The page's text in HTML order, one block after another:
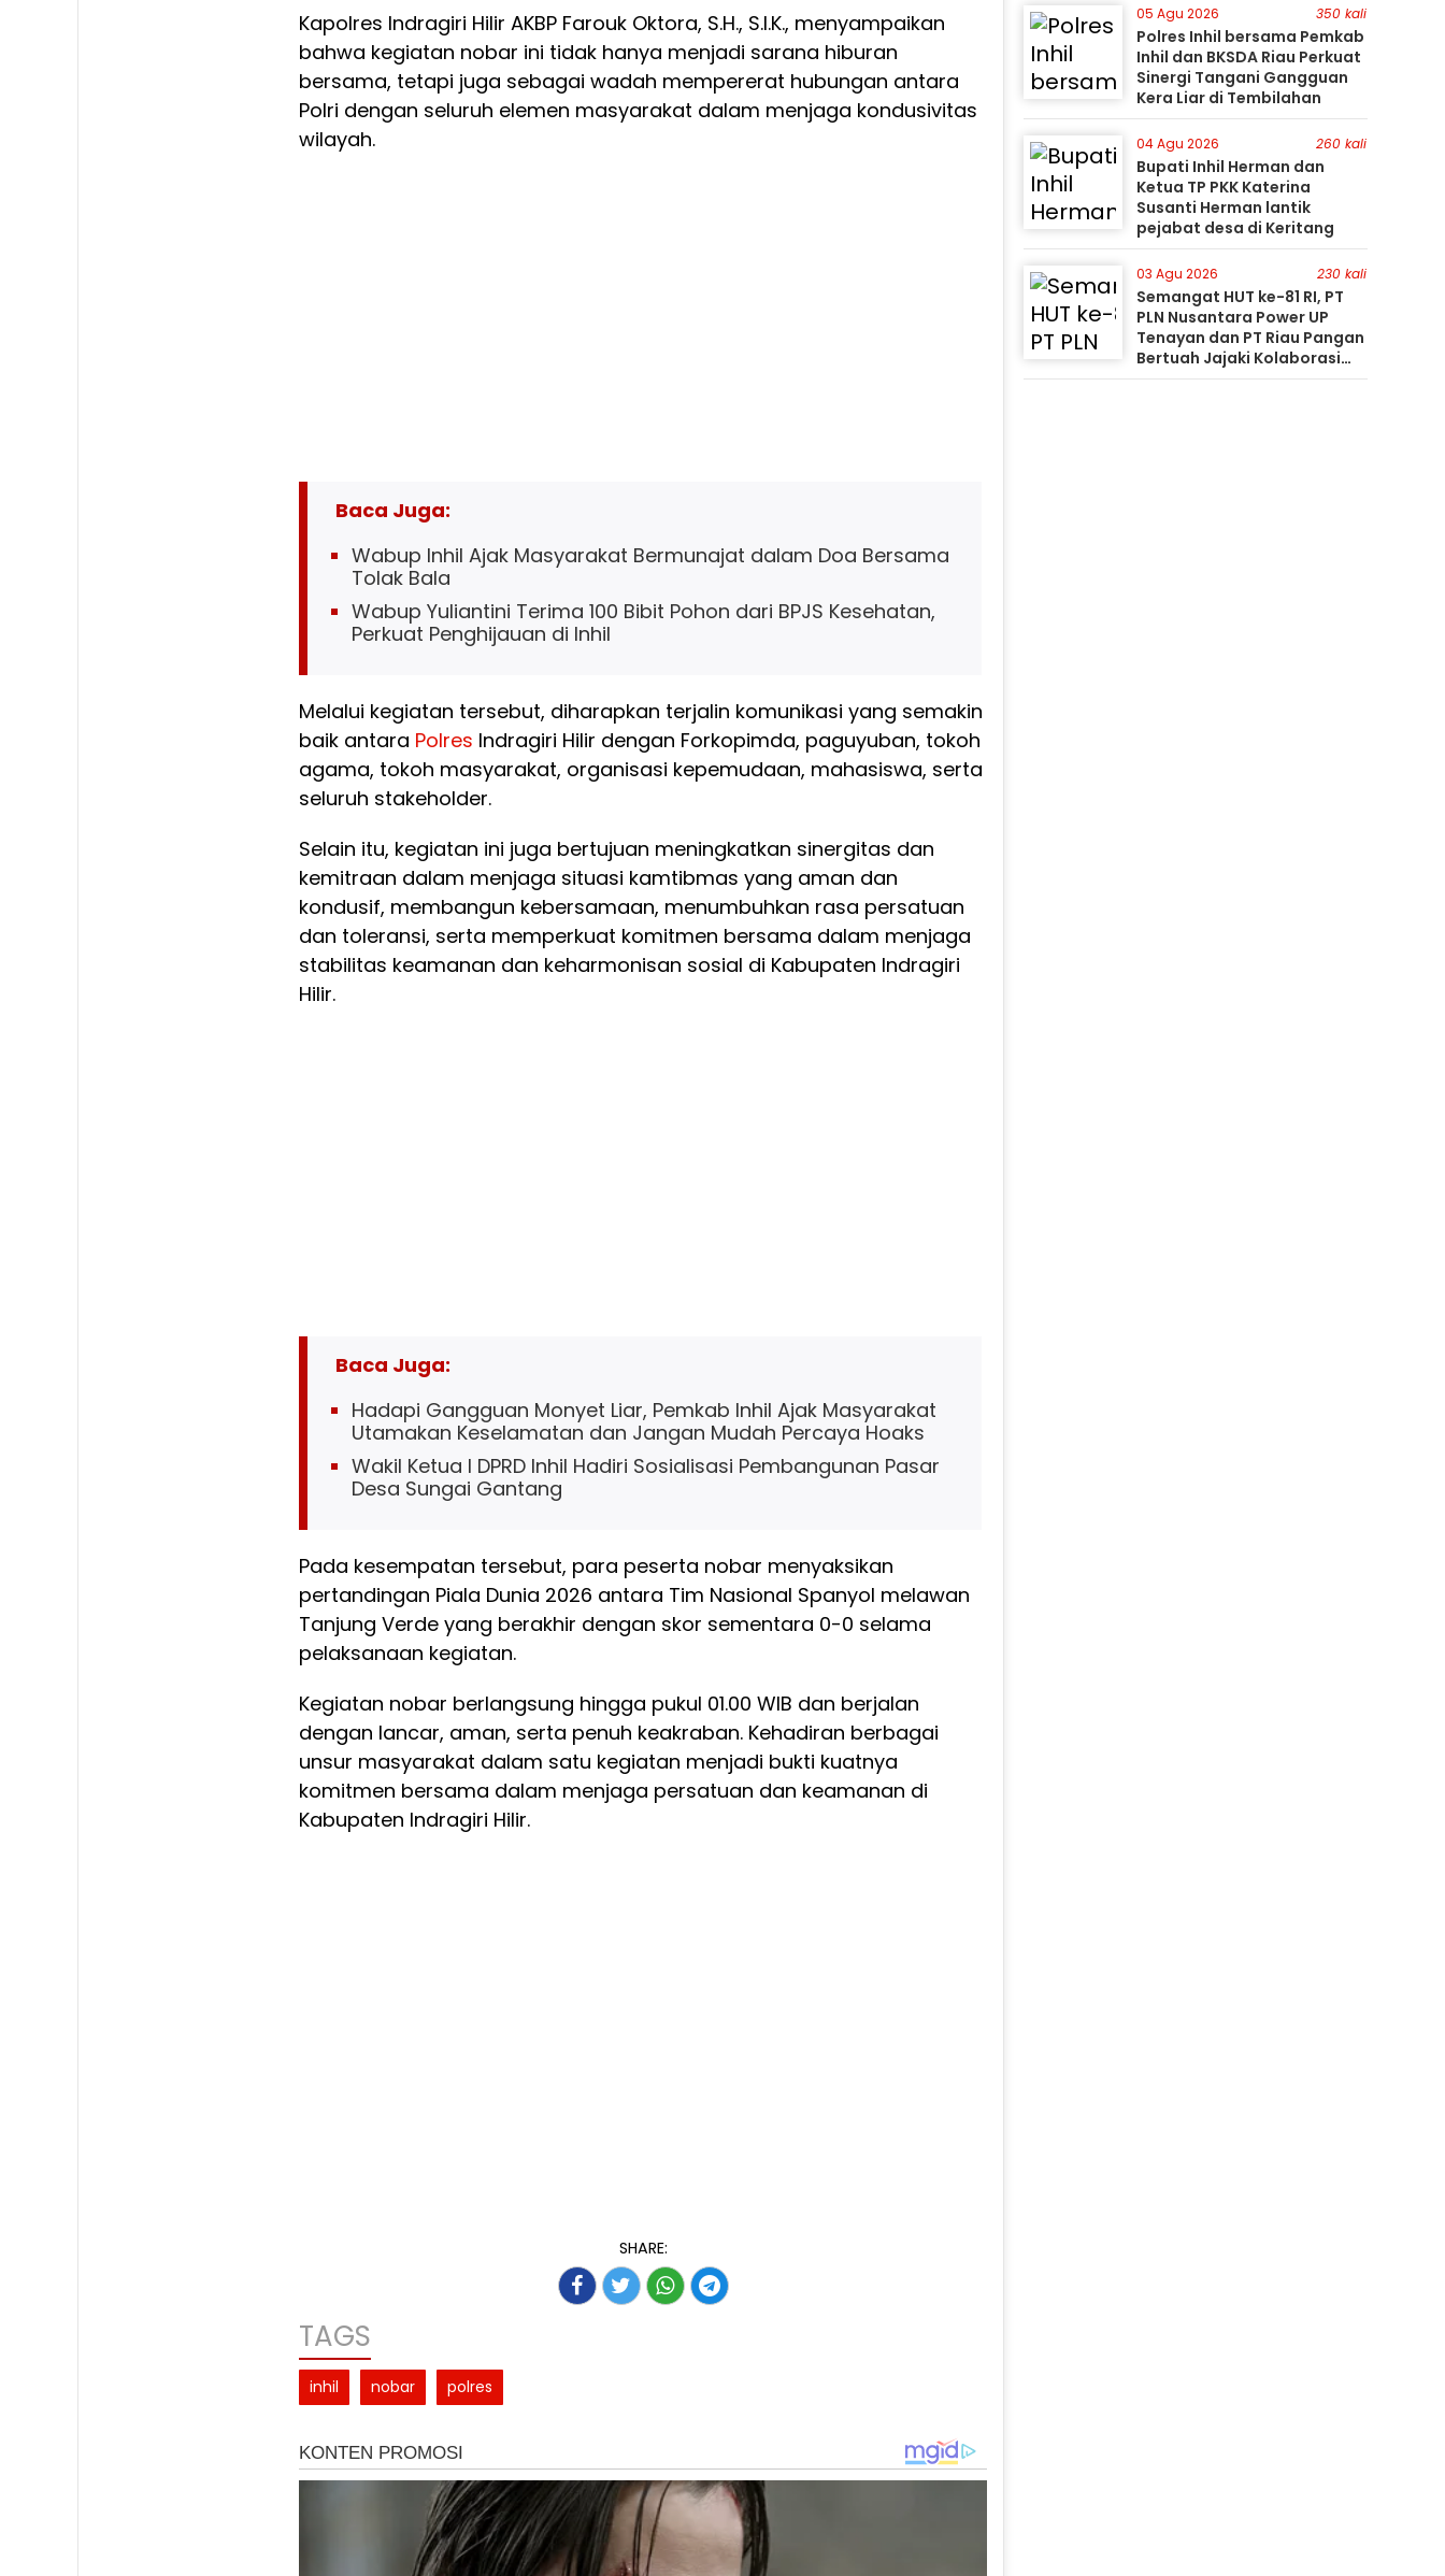
Kapolres Indragiri Hilir AKBP Farouk Oktora, S.H., S.I.K., menyampaikan
bahwa kegiatan nobar ini tidak hanya menjadi sarana hiburan
bersama, tetapi juga sebagai wadah mempererat hubungan antara
Polri dengan seluruh elemen masyarakat dalam menjaga kondusivitas
wilayah.
Baca Juga:
Wabup Inhil Ajak Masyarakat Bermunajat dalam Doa Bersama
Tolak Bala
Wabup Yuliantini Terima 100 Bibit Pohon dari BPJS Kesehatan,
Perkuat Penghijauan di Inhil
Melalui kegiatan tersebut, diharapkan terjalin komunikasi yang semakin
baik antara Polres Indragiri Hilir dengan Forkopimda, paguyuban, tokoh
agama, tokoh masyarakat, organisasi kepemudaan, mahasiswa, serta
seluruh stakeholder.
Selain itu, kegiatan ini juga bertujuan meningkatkan sinergitas dan
kemitraan dalam menjaga situasi kamtibmas yang aman dan
kondusif, membangun kebersamaan, menumbuhkan rasa persatuan
dan toleransi, serta memperkuat komitmen bersama dalam menjaga
stabilitas keamanan dan keharmonisan sosial di Kabupaten Indragiri
Hilir.
Baca Juga:
Hadapi Gangguan Monyet Liar, Pemkab Inhil Ajak Masyarakat
Utamakan Keselamatan dan Jangan Mudah Percaya Hoaks
Wakil Ketua I DPRD Inhil Hadiri Sosialisasi Pembangunan Pasar
Desa Sungai Gantang
Pada kesempatan tersebut, para peserta nobar menyaksikan
pertandingan Piala Dunia 2026 antara Tim Nasional Spanyol melawan
Tanjung Verde yang berakhir dengan skor sementara 0-0 selama
pelaksanaan kegiatan.
Kegiatan nobar berlangsung hingga pukul 01.00 WIB dan berjalan
dengan lancar, aman, serta penuh keakraban. Kehadiran berbagai
unsur masyarakat dalam satu kegiatan menjadi bukti kuatnya
komitmen bersama dalam menjaga persatuan dan keamanan di
Kabupaten Indragiri Hilir.
SHARE:
TAGS
inhil nobar polres
05 Agu 2026 350 kali
Polres Inhil bersama Pemkab
Inhil dan BKSDA Riau Perkuat
Sinergi Tangani Gangguan
Kera Liar di Tembilahan
04 Agu 2026 260 kali
Bupati Inhil Herman dan
Ketua TP PKK Katerina
Susanti Herman lantik
pejabat desa di Keritang
03 Agu 2026 230 kali
Semangat HUT ke-81 RI, PT
PLN Nusantara Power UP
Tenayan dan PT Riau Pangan
Bertuah Jajaki Kolaborasi
Pemanfaatan Limbah FABA